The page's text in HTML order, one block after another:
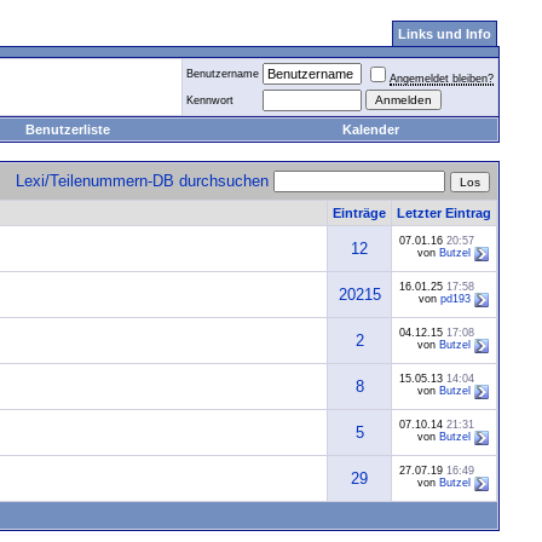
Links und Info
Benutzername
Angemeldet bleiben?
Kennwort
Benutzerliste Kalender
Lexi/Teilenummern-DB durchsuchen
Einträge Letzter Eintrag
12 07.01.16 20:57
von Butzel
20215 16.01.25 17:58
von pd193
2 04.12.15 17:08
von Butzel
8 15.05.13 14:04
von Butzel
5 07.10.14 21:31
von Butzel
29 27.07.19 16:49
von Butzel